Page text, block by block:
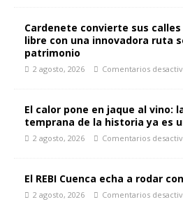
Cardenete convierte sus
libre con una innovadora ruta
patrimonio
2 agosto, 2026 Comentarios
El calor pone en jaque al vino:
temprana de la historia ya es
2 agosto, 2026 Comentarios
El REBI Cuenca echa a rodar
2 agosto, 2026 Comentarios